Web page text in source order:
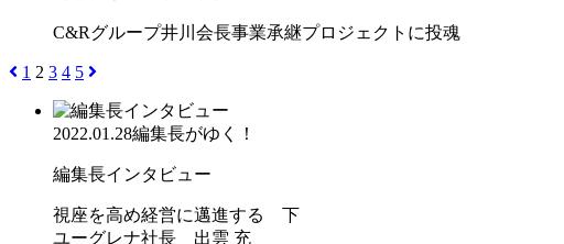
C&Rグループ井川会長事業承継プロジェクトに投魂
1 2 3 4 5
2022.01.28編集長がゆく！
編集長インタビュー
視座を高め経営に邁進する 下
ユーグレナ社長 出雲 充